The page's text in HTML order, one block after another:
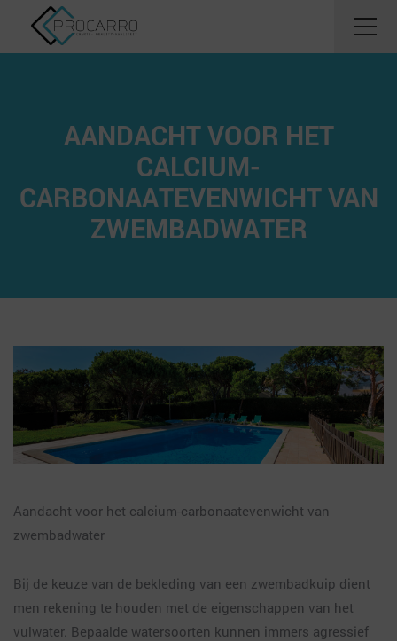
AANDACHT VOOR HET
CALCIUM-
CARBONAATEVENWICHT VAN
ZWEMBADWATER
Aandacht voor het calcium-carbonaatevenwicht van
zwembadwater
Bij de keuze van de bekleding van een zwembadkuip dient
men rekening te houden met de eigenschappen van het
vulwater. Bepaalde watersoorten kunnen immers agressief